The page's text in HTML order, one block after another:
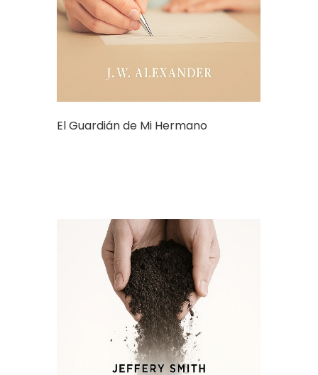
El Guardián de Mi Hermano